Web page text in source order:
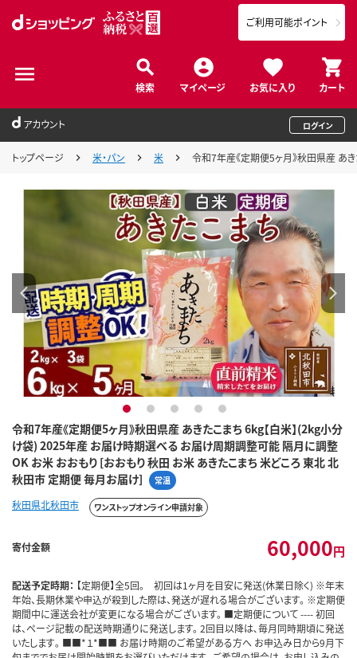
検索 マイページ お気に入り カート
ご利用可能ポイント
アカウント ログイン
トップページ 米・パン 米 令和7年産《定期便5ヶ月》秋田県産
令和7年産《定期便5ヶ月》秋田県産 あきたこまち 6kg【白米】(2kg小分
け袋) 2025年産 お届け時期選べる お届け周期調整可能 隔月に調整
OK お米 おおもり [おおもり 秋田 お米 あきたこまち 米どころ 東北 北
秋田市 定期便 毎月お届け]
常温
1 2 3 4 5
秋田県北秋田市 ワンストップオンライン申請対象
寄付金額 60,000円
配送予定時期： 【定期便】全5回。 初回は1ヶ月を目安に発送(休業日除く) ※年末
年始、長期休業や申込が殺到した際は、発送が遅れる場合がございます。 ※定期便
期間中に運送会社が変更になる場合がございます。 ■定期便について ---- 初回
は、ページ記載の配送時期通りに発送します。 2回目以降は､毎月同時期頃に発送
いたします｡ ■■*１*■■ お届け時期のご希望がある方へ お申込み日から9月下